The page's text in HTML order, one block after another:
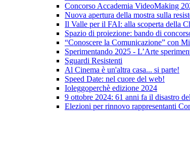
Concorso Accademia VideoMaking
Nuova apertura della mostra sulla
Il Valle per il FAI: alla scoperta della
Spazio di proiezione: bando di
“Conoscere la Comunicazione” con
Sperimentando 2025 - L’Arte
Sguardi Resistenti
Al Cinema è un'altra casa... si parte!
Speed Date: nel cuore del web!
Ioleggoperchè edizione 2024
9 ottobre 2024: 61 anni fa il disastro
Elezioni per rinnovo rappresentanti